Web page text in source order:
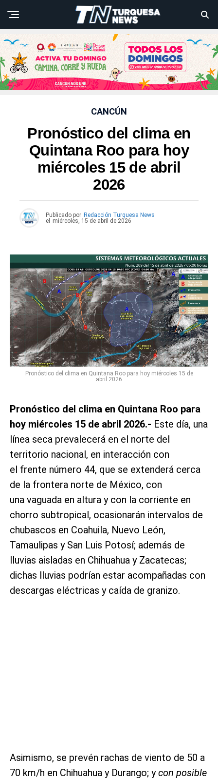
CANCÚN
Pronóstico del clima en
Quintana Roo para hoy
miércoles 15 de abril
2026
Publicado por Redacción Turquesa News
el
miércoles, 15 de abril de 2026
Pronóstico del clima en Quintana Roo para hoy miércoles 15 de
abril 2026
Pronóstico del clima en Quintana Roo para
hoy miércoles 15 de abril 2026.- Este día, una
línea seca prevalecerá en el norte del
territorio nacional, en interacción con
el frente número 44, que se extenderá cerca
de la frontera norte de México, con
una vaguada en altura y con la corriente en
chorro subtropical, ocasionarán intervalos de
chubascos en Coahuila, Nuevo León,
Tamaulipas y San Luis Potosí; además de
lluvias aisladas en Chihuahua y Zacatecas;
dichas lluvias podrían estar acompañadas con
descargas eléctricas y caída de granizo.
Asimismo, se prevén rachas de viento de 50 a
70 km/h en Chihuahua y Durango; ycon posible